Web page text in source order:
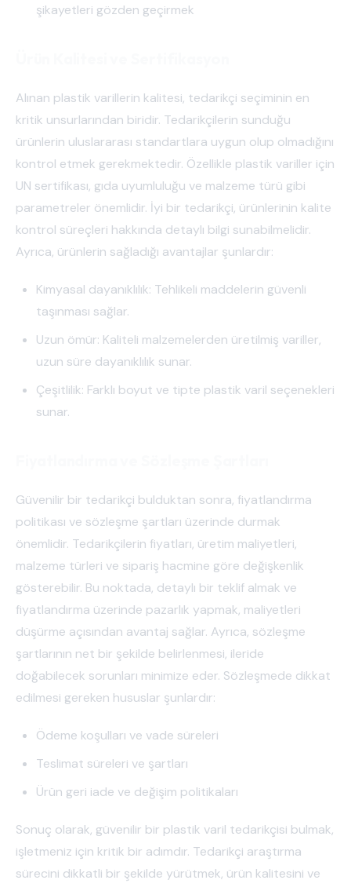
şikayetleri gözden geçirmek
Alınan plastik varillerin kalitesi, tedarikçi seçiminin en
kritik unsurlarından biridir. Tedarikçilerin sunduğu
ürünlerin uluslararası standartlara uygun olup olmadığını
kontrol etmek gerekmektedir. Özellikle plastik variller için
UN sertifikası, gıda uyumluluğu ve malzeme türü gibi
parametreler önemlidir. İyi bir tedarikçi, ürünlerinin kalite
kontrol süreçleri hakkında detaylı bilgi sunabilmelidir.
Ayrıca, ürünlerin sağladığı avantajlar şunlardır:
Kimyasal dayanıklılık: Tehlikeli maddelerin güvenli
taşınması sağlar.
Uzun ömür: Kaliteli malzemelerden üretilmiş variller,
uzun süre dayanıklılık sunar.
Çeşitlilik: Farklı boyut ve tipte plastik varil seçenekleri
sunar.
Güvenilir bir tedarikçi bulduktan sonra, fiyatlandırma
politikası ve sözleşme şartları üzerinde durmak
önemlidir. Tedarikçilerin fiyatları, üretim maliyetleri,
malzeme türleri ve sipariş hacmine göre değişkenlik
gösterebilir. Bu noktada, detaylı bir teklif almak ve
fiyatlandırma üzerinde pazarlık yapmak, maliyetleri
düşürme açısından avantaj sağlar. Ayrıca, sözleşme
şartlarının net bir şekilde belirlenmesi, ileride
doğabilecek sorunları minimize eder. Sözleşmede dikkat
edilmesi gereken hususlar şunlardır:
Ödeme koşulları ve vade süreleri
Teslimat süreleri ve şartları
Ürün geri iade ve değişim politikaları
Sonuç olarak, güvenilir bir plastik varil tedarikçisi bulmak,
işletmeniz için kritik bir adımdır. Tedarikçi araştırma
sürecini dikkatli bir şekilde yürütmek, ürün kalitesini ve